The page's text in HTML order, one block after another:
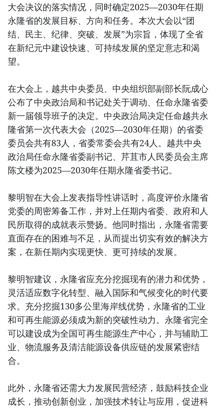
大会决议的落实情况，同时确定2025—2030年任期
永隆省的发展目标、方向和任务。本次大会以“团
结、民主、纪律、突破、发展”为宗旨，体现了全省
在新纪元中建设快速、可持续发展的坚定意志和渴
望。
在大会上，越共中央委员、中央组织部副部长阮成心
公布了中央政治局和书记处关于调动、任命永隆省委
新一届领导班子的决定。中央政治局决定任命越共永
隆省第一次代表大会（2025—2030年任期）的省委
委员会共有83人，省委常委会共有24人。越共中央
政治局任命永隆省委副书记、芹苴市人民委员会主席
陈文楼为2025—2030年任期永隆省委书记。
黎明智在大会上发表指导性讲话时，高度评价永隆省
党委的周密筹备工作，并对上任期内省委、政府和人
民所取得的成就表示赞扬。他同时指出，永隆省需要
直面存在的困难与不足，从而提出切实有效的解决方
案，在新任期内实现更快、更可持续的发展。
黎明智建议，永隆省应充分挖掘现有的潜力和优势，
灵活适应数字化转型、融入国际和气候变化的时代要
求。充分挖掘130多公里海岸线优势，永隆省的工业
和可再生能源必须成为新的突破性动力。永隆省完全
可以建设成为全国可再生能源生产中心，并与辅助工
业、物流服务及清洁能源设备供应链的发展紧密结
合。
此外，永隆省还需大力发展民营经济，鼓励科技企业
成长，推动创新创业，加强技术转让与应用，促进科